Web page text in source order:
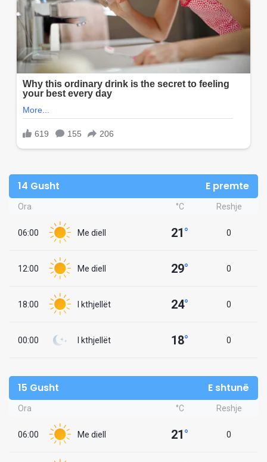
14 Gusht E premte
Ora °C Reshje
06:00 Me diell 21° 0
12:00 Me diell 29° 0
18:00 I kthjellët 24° 0
00:00 I kthjellët 18° 0
15 Gusht E shtunë
Ora °C Reshje
06:00 Me diell 21° 0